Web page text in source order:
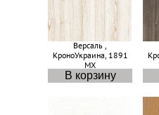
Версаль ,
КроноУкраина, 1891
MX